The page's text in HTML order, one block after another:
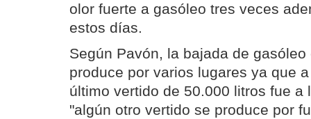
olor fuerte a gasóleo tres veces
estos días.
Según Pavón, la bajada de
produce por varios lugares ya que
último vertido de 50.000 litros fue a
"algún otro vertido se produce por